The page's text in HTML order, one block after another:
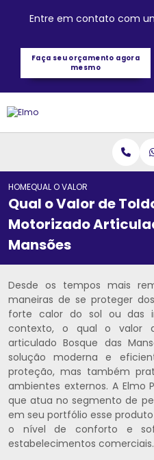
Entre em contato com
Faça seu orçamento agora
mesmo
HOMEQUAL O VALOR DE TOLDO
Qual o Valor de
Motorizado
Mansões
Desde os tempos mais
maneiras de se proteger
forte calor do sol ou das
contexto, o qual o valor
articulado Bosque das
solução moderna e
proteção, mas também
ambientes externos. A Elmo
que atua no segmento de
em seu portfólio esse
o nível de conforto e
estabelecimentos comerciais.